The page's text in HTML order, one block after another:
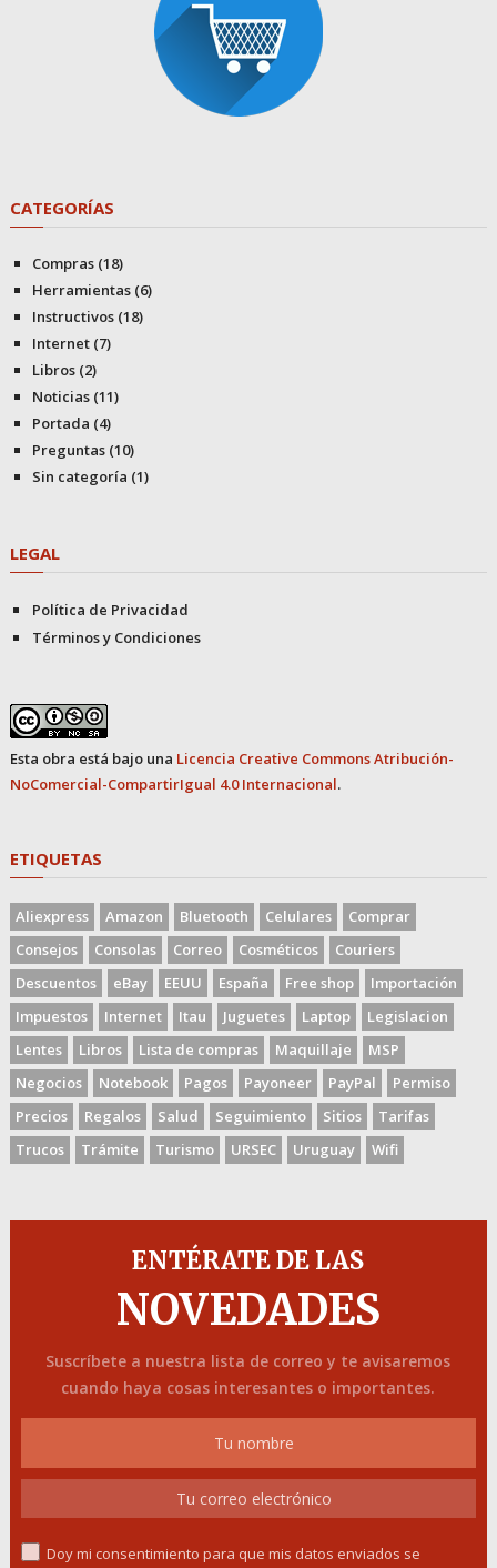
CATEGORÍAS
Compras(18)
Herramientas(6)
Instructivos(18)
Internet(7)
Libros(2)
Noticias(11)
Portada (4)
Preguntas(10)
Sin categoría (1)
LEGAL
Política de Privacidad
Términos y Condiciones
Esta obra está bajo una Licencia Creative Commons Atribución-
NoComercial-CompartirIgual 4.0 Internacional.
ETIQUETAS
Aliexpress Amazon Bluetooth Celulares
Comprar
Consejos
Consolas Correo Cosméticos
Couriers
Descuentos
eBay EEUU España Free shop
Importación
Impuestos
Internet Itau Juguetes Laptop
Legislacion
Lentes
Libros Lista de compras Maquillaje
MSP
Negocios
Notebook Pagos Payoneer PayPal
Permiso
Precios
Regalos Salud Seguimiento Sitios
Tarifas
Trucos
Trámite Turismo URSEC Uruguay Wifi
ENTÉRATE DE LAS
NOVEDADES
Suscríbete a nuestra lista de correo y te avisaremos
cuando haya cosas interesantes o importantes.
Doy mi consentimiento para que mis datos enviados se